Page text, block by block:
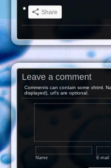
Share
Leave a comment
Comments can contain some xhtml.
displayed), url's are optional.
Name E-mail